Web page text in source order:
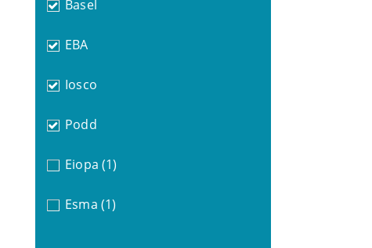
Basel
EBA
Iosco
Podd
Eiopa (1)
Esma (1)